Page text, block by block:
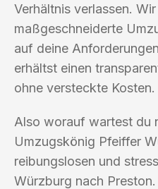
Verhältnis verlassen.
maßgeschneiderte
auf deine
erhältst einen
ohne versteckte Kosten.
Also worauf wartest du
Umzugskönig Pfeiffer
reibungslosen und
Würzburg nach